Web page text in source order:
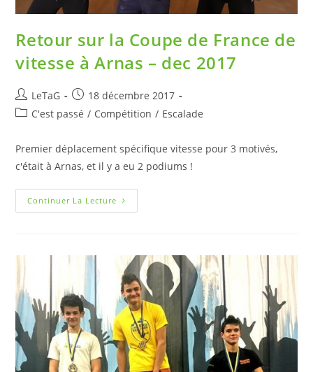
Retour sur la Coupe de France de
vitesse à Arnas – dec 2017
LeTaG
18 décembre 2017
C'est passé / Compétition / Escalade
Premier déplacement spécifique vitesse pour 3 motivés,
c'était à Arnas, et il y a eu 2 podiums !
Continuer La Lecture